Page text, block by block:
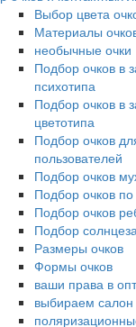
Выбор цвета
Материалы
необычные очки
Подбор очков в
психотипа
Подбор очков в
цветотипа
Подбор очков
пользователей
Подбор очков
Подбор очков
Подбор очков
Подбор
Размеры очков
Формы очков
ваши права в
выбираем салон